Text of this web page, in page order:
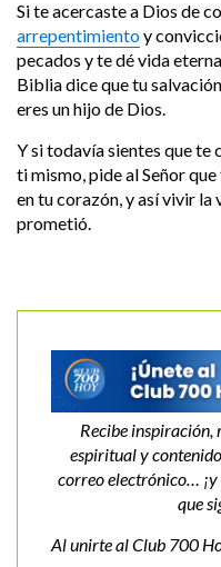
Si te acercaste a Dios de
arrepentimientoy
pecados y te dé vida
Biblia dice que tu
eres un hijo de Dios.
Y si todavía sientes que te
ti mismo, pide al Señor
en tu corazón, y así vivir la
prometió.
Recibe inspiración,
espiritual y
correo electrónico…
que
Al unirte al Club 700